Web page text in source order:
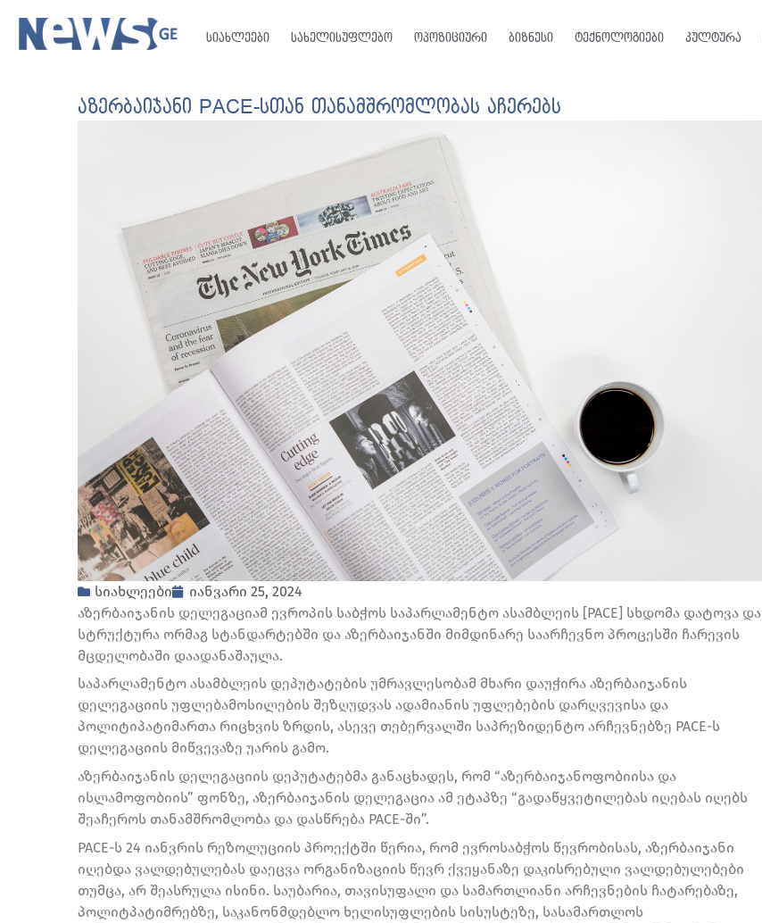
სიახლეები სახელისუფლებო ოპოზიციური ბიზნესი ტექნოლოგიები კულტურა
აზერბაიჯანი PACE-სთან თანამშრომლობას აჩერებს
სიახლეები
იანვარი 25, 2024
აზერბაიჯანის დელეგაციამ ევროპის საბჭოს საპარლამენტო ასამბლეის [PACE] სხდომა დატოვა და
სტრუქტურა ორმაგ სტანდარტებში და აზერბაიჯანში მიმდინარე საარჩევნო პროცესში ჩარევის
მცდელობაში დაადანაშაულა.
საპარლამენტო ასამბლეის დეპუტატების უმრავლესობამ მხარი დაუჭირა აზერბაიჯანის
დელეგაციის უფლებამოსილების შეზღუდვას ადამიანის უფლებების დარღვევისა და
პოლიტიპატიმართა რიცხვის ზრდის, ასევე თებერვალში საპრეზიდენტო არჩევნებზე PACE-ს
დელეგაციის მიწვევაზე უარის გამო.
აზერბაიჯანის დელეგაციის დეპუტატებმა განაცხადეს, რომ “აზერბაიჯანოფობიისა და
ისლამოფობიის” ფონზე, აზერბაიჯანის დელეგაცია ამ ეტაპზე “გადაწყვეტილებას იღებას იღებს
შეაჩეროს თანამშრომლობა და დასწრება PACE-ში”.
PACE-ს 24 იანვრის რეზოლუციის პროექტში წერია, რომ ევროსაბჭოს წევრობისას, აზერბაიჯანი
იღებდა ვალდებულებას დაეცვა ორგანიზაციის წევრ ქვეყანაზე დაკისრებული ვალდებულებები
თუმცა, არ შეასრულა ისინი. საუბარია, თავისუფალი და სამართლიანი არჩევნების ჩატარებაზე,
პოლიტპატიმრებზე, საკანონმდებლო ხელისუფლების სისუსტეზე, სასამართლოს